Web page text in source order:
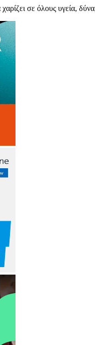
σε όλους υγεία,